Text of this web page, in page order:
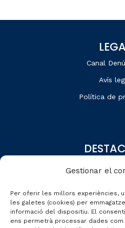
Gestionar el
Per oferir les millors experiències,
les galetes (cookies) per
informació del dispositiu. El
ens permetrà processar dades
Canal
Avís
Política de
Dades de